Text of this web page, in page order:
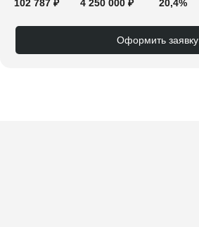
102 787 ₽
4 250 000 ₽
20,4%
Оформить заявку